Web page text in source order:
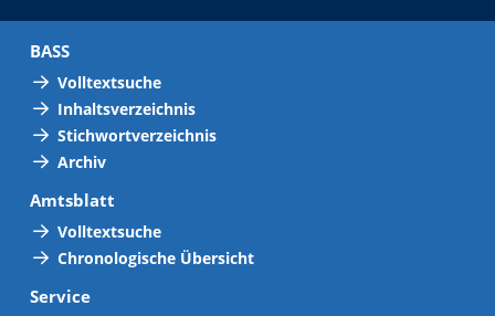
BASS
Volltextsuche
Inhaltsverzeichnis
Stichwortverzeichnis
Archiv
Amtsblatt
Volltextsuche
Chronologische Übersicht
Service